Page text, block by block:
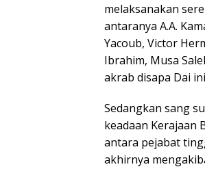
melaksanakan
antaranya A.A.
Yacoub, Victor
Ibrahim, Musa
akrab disapa Dai
Sedangkan sang
keadaan Kerajaan
antara pejabat
akhirnya